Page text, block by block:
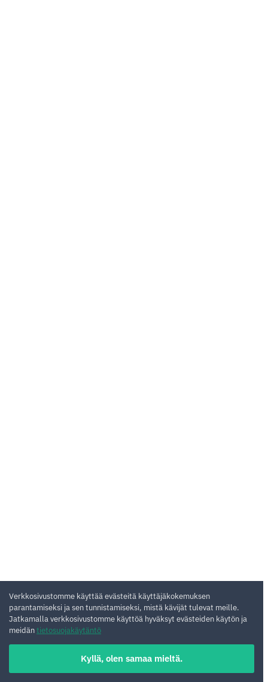
Verkkosivustomme käyttää evästeitä käyttäjäkokemuksen
parantamiseksi ja sen tunnistamiseksi, mistä kävijät tulevat meille.
Jatkamalla verkkosivustomme käyttöä hyväksyt evästeiden käytön ja
meidäntietosuojakäytäntö
Kyllä, olen samaa mieltä.